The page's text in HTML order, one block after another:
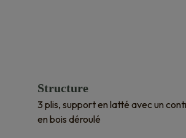
Structure
3 plis, support en latté avec un
en bois déroulé